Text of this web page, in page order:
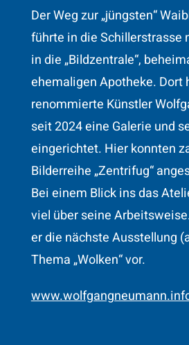
Der Weg zur „jüngsten“
führte in die Schillerstrasse
in die „Bildzentrale“,
ehemaligen Apotheke. Dort
renommierte Künstler
seit 2024 eine Galerie und
eingerichtet. Hier konnten
Bilderreihe „Zentrifug“
Bei einem Blick ins das
viel über seine
er die nächste Ausstellung
Thema „Wolken“ vor.